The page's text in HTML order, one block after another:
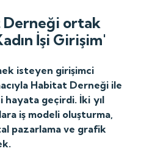
ortak
İşi Girişim'
isteyen girişimci
Habitat Derneği ile
hayata geçirdi. İki yıl
iş modeli oluşturma,
pazarlama ve grafik